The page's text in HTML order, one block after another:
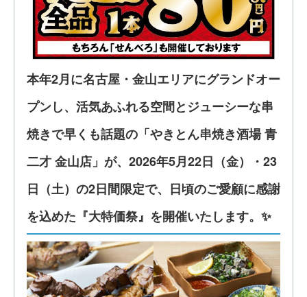
本年2月に名古屋・金山エリアにグランドオー
プンし、活気あふれる空間とジューシーな串
焼きで早くも話題の「やきとん串焼き酒場 青
二才 金山店」が、2026年5月22日（金）・23
日（土）の2日間限定で、日頃のご愛顧に感謝
を込めた『大特価祭』を開催いたします。✨